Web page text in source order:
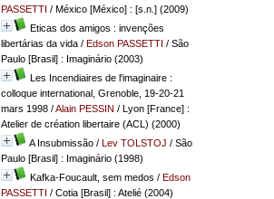
PASSETTI / México [México] : [s.n.] (2009)
Eticas dos amigos : invenções
libertárias da vida/ Edson PASSETTI / São
Paulo [Brasil] : Imaginário (2003)
Les Incendiaires de l'imaginaire :
colloque international, Grenoble, 19-20-21
mars 1998/Alain PESSIN / Lyon [France] :
Atelier de création libertaire (ACL) (2000)
A Insubmissão/ Lev TOLSTOJ / São
Paulo [Brasil] : Imaginário (1998)
Kafka-Foucault, sem medos / Edson
PASSETTI / Cotia [Brasil] : Atelié (2004)